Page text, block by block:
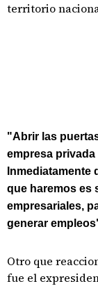
territorio
"Abrir las
empresa
Inmediatamente
que haremos es
empresariales,
generar
Otro que
fue el